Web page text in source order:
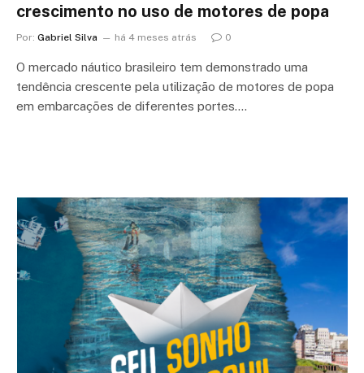
crescimento no uso de motores de popa
Por: Gabriel Silva há 4 meses atrás 0
O mercado náutico brasileiro tem demonstrado uma
tendência crescente pela utilização de motores de popa
em embarcações de diferentes portes.…